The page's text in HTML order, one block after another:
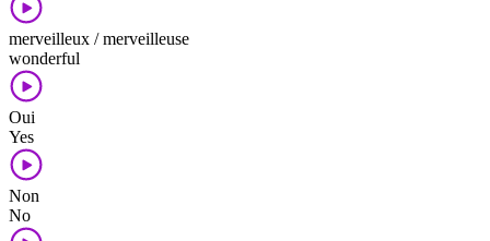
merveilleux / merveilleuse
wonderful
Oui
Yes
Non
No